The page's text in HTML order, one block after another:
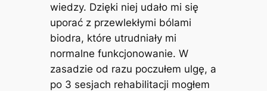
wiedzy. Dzięki niej udało mi się
uporać z przewlekłymi bólami
biodra, które utrudniały mi
normalne funkcjonowanie. W
zasadzie od razu poczułem ulgę, a
po 3 sesjach rehabilitacji mogłem